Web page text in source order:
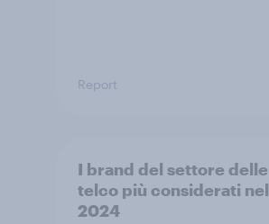
Report
I brand del settore delle
telco più considerati nel
2024